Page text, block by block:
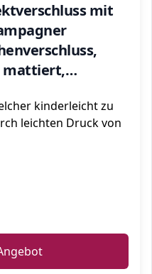
mit
mattiert,
kinderleicht zu
leichten Druck von